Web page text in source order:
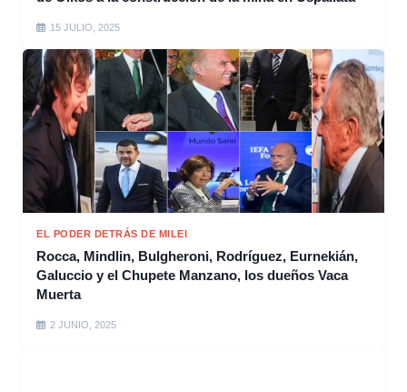
15 JULIO, 2025
EL PODER DETRÁS DE MILEI
Rocca, Mindlin, Bulgheroni, Rodríguez, Eurnekián,
Galuccio y el Chupete Manzano, los dueños Vaca
Muerta
2 JUNIO, 2025